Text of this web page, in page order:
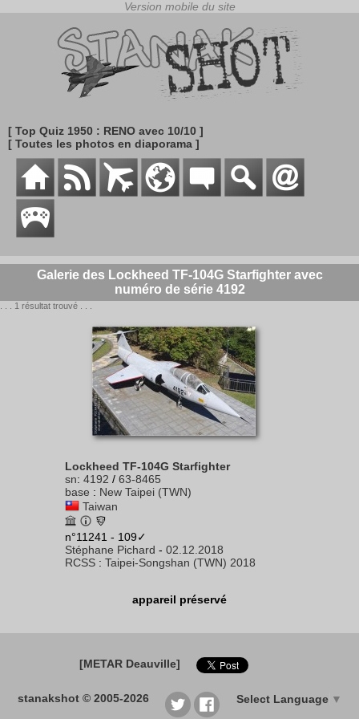
[ Top Quiz 1950 : RENO avec 10/10 ]
[ Toutes les photos en diaporama ]
Galerie des Lockheed TF-104G Starfighter avec
numéro de série 4192
. . . 1 résultat trouvé . . .
Lockheed TF-104G Starfighter
sn: 4192 / 63-8465
base : New Taipei (TWN)
Taiwan
n°11241 - 109✓
Stéphane Pichard - 02.12.2018
RCSS : Taipei-Songshan (TWN) 2018
appareil préservé
[METAR Deauville]
stanakshot © 2005-2026 Select Language ▼